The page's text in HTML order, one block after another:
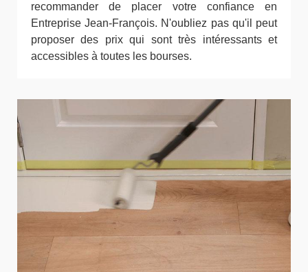
recommander de placer votre confiance en
Entreprise Jean-François. N'oubliez pas qu'il peut
proposer des prix qui sont très intéressants et
accessibles à toutes les bourses.